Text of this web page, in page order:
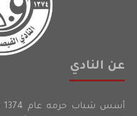
عن النادي